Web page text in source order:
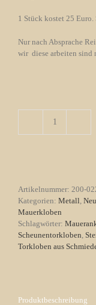
1 Stück kostet 25
Nur nach Absprache
wir diese arbeiten sind
Türkloben
Artikelnummer: 200-
Kategorien: Metall
Mauerkloben
Schlagwörter:
Scheunentorkloben
Torkloben aus
Produktbeschreibung